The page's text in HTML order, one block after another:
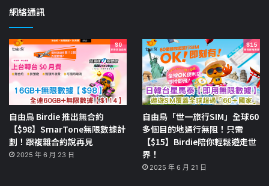
網絡通訊
自由鳥 Birdie 推出無合約
【$98】SmarTone無限數據計
劃！跟複雜合約說再見
2025 年 6 月 23 日
自由鳥「世一旅行SIM」全球60
多個目的地通行無阻！只需
【$15】Birdie陪你輕鬆遊走世
界！
2025 年 6 月 21 日